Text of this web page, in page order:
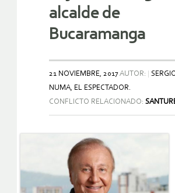
alcalde de
Bucaramanga
21 NOVIEMBRE, 2017AUTOR:
NUMA, EL ESPECTADOR.
CONFLICTO RELACIONADO: